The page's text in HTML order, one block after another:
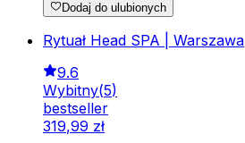
Dodaj do ulubionych
Rytuał Head SPA | Warszawa
9.6
Wybitny(5)
bestseller
319,99 zł